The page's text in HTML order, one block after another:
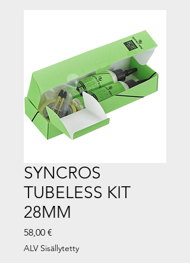
SYNCROS
TUBELESS KIT
28MM
58,00 €
ALV Sisällytetty